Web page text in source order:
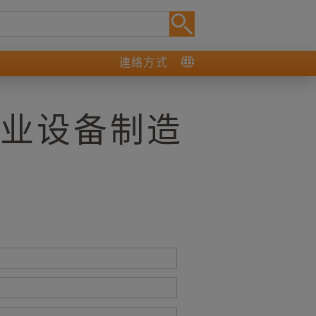
連絡方式
设备制造